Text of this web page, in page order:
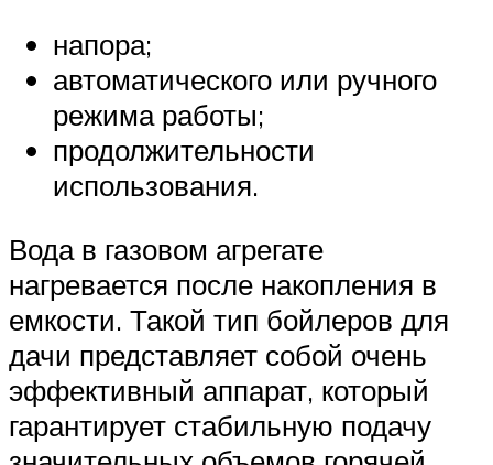
напора;
автоматического или ручного
режима работы;
продолжительности
использования.
Вода в газовом агрегате
нагревается после накопления в
емкости. Такой тип бойлеров для
дачи представляет собой очень
эффективный аппарат, который
гарантирует стабильную подачу